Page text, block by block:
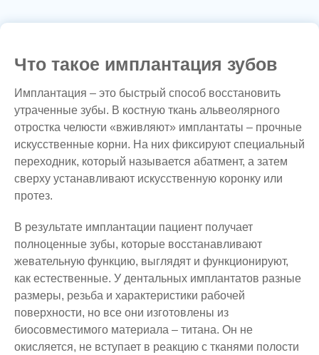
Что такое имплантация зубов
Имплантация – это быстрый способ восстановить
утраченные зубы. В костную ткань альвеолярного
отростка челюсти «вживляют» имплантаты – прочные
искусственные корни. На них фиксируют специальный
переходник, который называется абатмент, а затем
сверху устанавливают искусственную коронку или
протез.
В результате имплантации пациент получает
полноценные зубы, которые восстанавливают
жевательную функцию, выглядят и функционируют,
как естественные. У дентальных имплантатов разные
размеры, резьба и характеристики рабочей
поверхности, но все они изготовлены из
биосовместимого материала – титана. Он не
окисляется, не вступает в реакцию с тканями полости